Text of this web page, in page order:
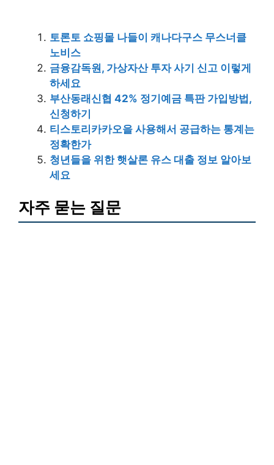
토론토 쇼핑몰 나들이 캐나다구스 무스너클
노비스
금융감독원, 가상자산 투자 사기 신고 이렇게
하세요
부산동래신협 42% 정기예금 특판 가입방법,
신청하기
티스토리카카오을 사용해서 공급하는 통계는
정확한가
청년들을 위한 햇살론 유스 대출 정보 알아보
세요
자주 묻는 질문